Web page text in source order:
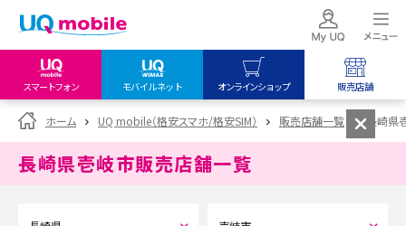
スマートフォン モバイルネット オンラインショップ 販売店舗
my UQ WiMAX
UQ WiMAX ご契約の方
My UQ mobile
UQ mobile
オンラインショップ
UQ WiMAX
UQ mobile
販売店舗
UQ WiMAX
ホーム UQ mobile（格安スマホ/格安SIM） 販売店舗一覧 長崎県
長崎県壱岐市販売店舗一覧